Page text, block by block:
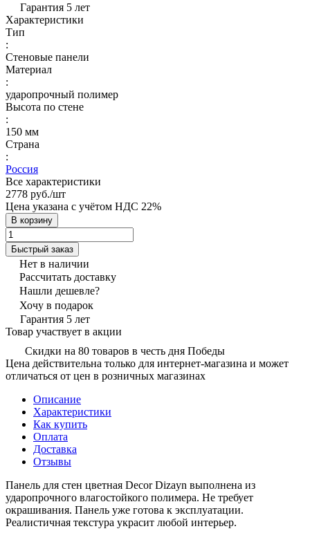
Гарантия 5 лет
Характеристики
Тип
:
Стеновые панели
Материал
:
ударопрочный полимер
Высота по стене
:
150 мм
Страна
:
Россия
Все характеристики
2778 руб./шт
Цена указана с учётом НДС 22%
В корзину
Быстрый заказ
Нет в наличии
Рассчитать доставку
Нашли дешевле?
Хочу в подарок
Гарантия 5 лет
Товар участвует в акции
Скидки на 80 товаров в честь дня Победы
Цена действительна только для интернет-магазина и может
отличаться от цен в розничных магазинах
Описание
Характеристики
Как купить
Оплата
Доставка
Отзывы
Панель для стен цветная Decor Dizayn выполнена из
ударопрочного влагостойкого полимера. Не требует
окрашивания. Панель уже готова к эксплуатации.
Реалистичная текстура украсит любой интерьер.